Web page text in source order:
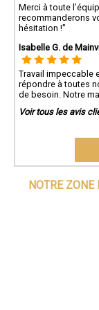
Merci à toute
recommanderons
hésitation !"
Isabelle G. de
Travail impeccable
répondre à toutes
de besoin. Notre
Voir tous les avis
NOTRE